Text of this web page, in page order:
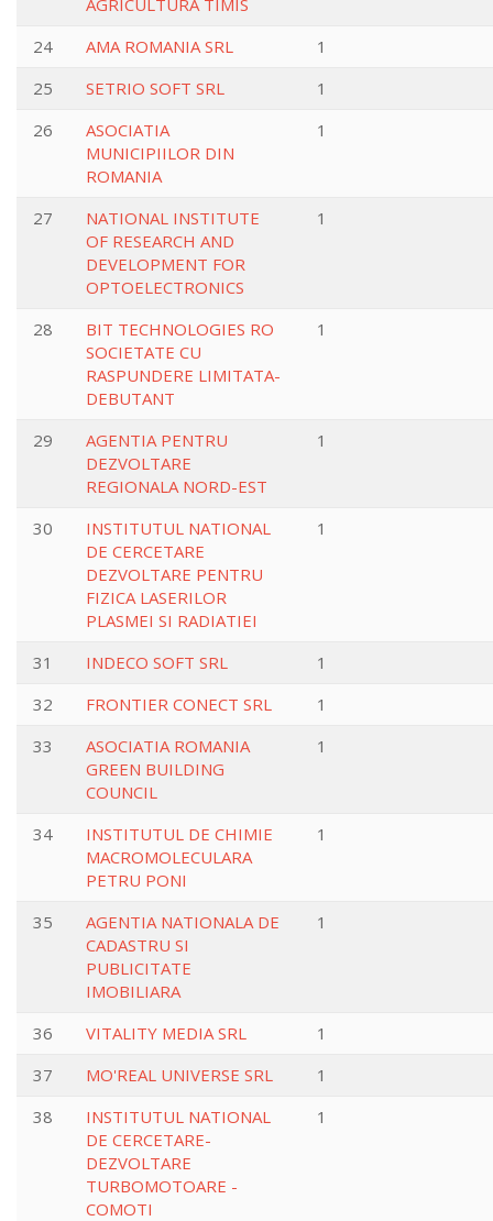
AGRICULTURA TIMIS
24
AMA ROMANIA SRL
1
25
SETRIO SOFT SRL
1
26
ASOCIATIA
MUNICIPIILOR DIN
ROMANIA
1
27
NATIONAL INSTITUTE
OF RESEARCH AND
DEVELOPMENT FOR
OPTOELECTRONICS
1
28
BIT TECHNOLOGIES RO
SOCIETATE CU
RASPUNDERE LIMITATA-
DEBUTANT
1
29
AGENTIA PENTRU
DEZVOLTARE
REGIONALA NORD-EST
1
30
INSTITUTUL NATIONAL
DE CERCETARE
DEZVOLTARE PENTRU
FIZICA LASERILOR
PLASMEI SI RADIATIEI
1
31 INDECO SOFT SRL
1
32
FRONTIER CONECT SRL
1
33
ASOCIATIA ROMANIA
GREEN BUILDING
COUNCIL
1
34
INSTITUTUL DE CHIMIE
MACROMOLECULARA
PETRU PONI
1
35
AGENTIA NATIONALA DE
CADASTRU SI
PUBLICITATE
IMOBILIARA
1
36 VITALITY MEDIA SRL
1
37
MO'REAL UNIVERSE SRL
1
38
INSTITUTUL NATIONAL
DE CERCETARE-
DEZVOLTARE
TURBOMOTOARE -
COMOTI
1